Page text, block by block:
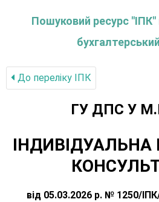
Пошуковий ресурс "ІПК"
До переліку IПК
ГУ ДПС У
від 05.03.2026 р. № 1250/